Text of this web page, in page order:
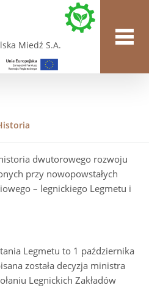
Miedź S.A.
dwutorowego rozwoju
przy nowopowstałych
– legnickiego Legmetu i
Legmetu to 1 października
została decyzja ministra
Legnickich Zakładów